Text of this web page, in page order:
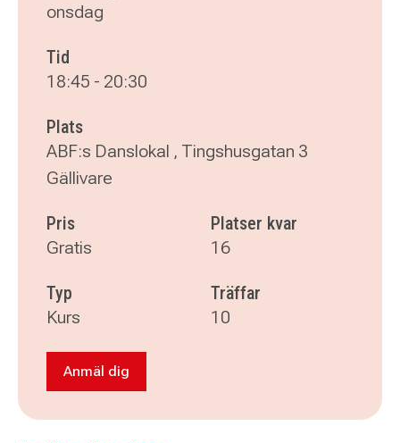
onsdag
Tid
18:45 - 20:30
Plats
ABF:s Danslokal , Tingshusgatan 3
Gällivare
Pris
Gratis
Platser kvar
16
Typ
Kurs
Träffar
10
Anmäl dig till Squaredance
Anmäl dig